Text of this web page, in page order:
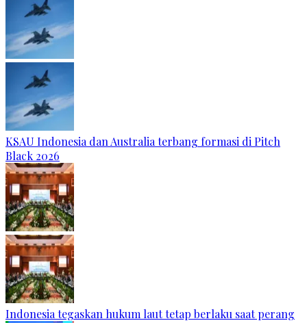
KSAU Indonesia dan Australia terbang formasi di Pitch
Black 2026
Indonesia tegaskan hukum laut tetap berlaku saat perang